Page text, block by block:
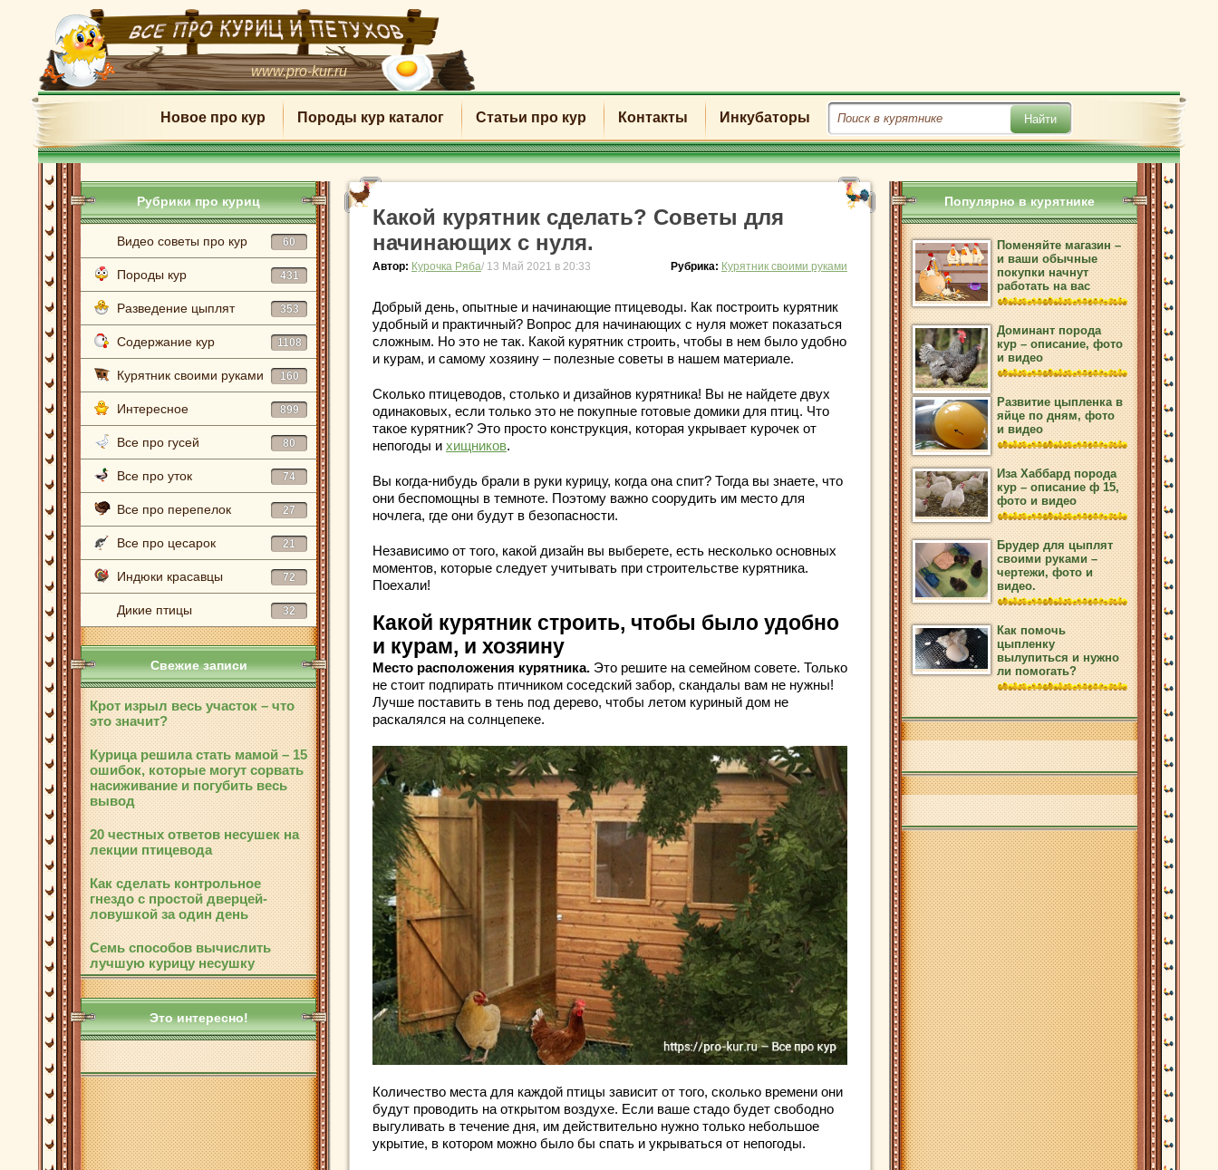
www.pro-kur.ru
Новое про кур Породы кур каталог Статьи про кур Контакты Инкубаторы
Рубрики про куриц
Видео советы про кур 60
Породы кур 431
Разведение цыплят 353
Содержание кур 1108
Курятник своими руками 160
Интересное 899
Все про гусей 80
Все про уток 74
Все про перепелок 27
Все про цесарок 21
Индюки красавцы 72
Дикие птицы 32
Свежие записи
Крот изрыл весь участок – что
это значит?
Курица решила стать мамой – 15
ошибок, которые могут сорвать
насиживание и погубить весь
вывод
20 честных ответов несушек на
лекции птицевода
Как сделать контрольное
гнездо с простой дверцей-
ловушкой за один день
Семь способов вычислить
лучшую курицу несушку
Это интересно!
Какой курятник сделать? Советы для
начинающих с нуля.
Автор: Курочка Ряба/ 13 Май 2021 в 20:33 Рубрика: Курятник своими руками
Добрый день, опытные и начинающие птицеводы. Как построить курятник
удобный и практичный? Вопрос для начинающих с нуля может показаться
сложным. Но это не так. Какой курятник строить, чтобы в нем было удобно
и курам, и самому хозяину – полезные советы в нашем материале.
Сколько птицеводов, столько и дизайнов курятника! Вы не найдете двух
одинаковых, если только это не покупные готовые домики для птиц. Что
такое курятник? Это просто конструкция, которая укрывает курочек от
непогоды и хищников.
Вы когда-нибудь брали в руки курицу, когда она спит? Тогда вы знаете, что
они беспомощны в темноте. Поэтому важно соорудить им место для
ночлега, где они будут в безопасности.
Независимо от того, какой дизайн вы выберете, есть несколько основных
моментов, которые следует учитывать при строительстве курятника.
Поехали!
Какой курятник строить, чтобы было удобно
и курам, и хозяину
Место расположения курятника. Это решите на семейном совете. Только
не стоит подпирать птичником соседский забор, скандалы вам не нужны!
Лучше поставить в тень под дерево, чтобы летом куриный дом не
раскалялся на солнцепеке.
Количество места для каждой птицы зависит от того, сколько времени они
будут проводить на открытом воздухе. Если ваше стадо будет свободно
выгуливать в течение дня, им действительно нужно только небольшое
укрытие, в котором можно было бы спать и укрываться от непогоды.
Популярно в курятнике
Поменяйте магазин –
и ваши обычные
покупки начнут
работать на вас
Доминант порода
кур – описание, фото
и видео
Развитие цыпленка в
яйце по дням, фото
и видео
Иза Хаббард порода
кур – описание ф 15,
фото и видео
Брудер для цыплят
своими руками –
чертежи, фото и
видео.
Как помочь
цыпленку
вылупиться и нужно
ли помогать?